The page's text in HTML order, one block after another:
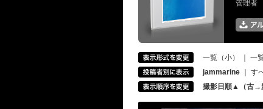
管理者
一覧（小） 一
jammarine
す
撮影日順▲（古→